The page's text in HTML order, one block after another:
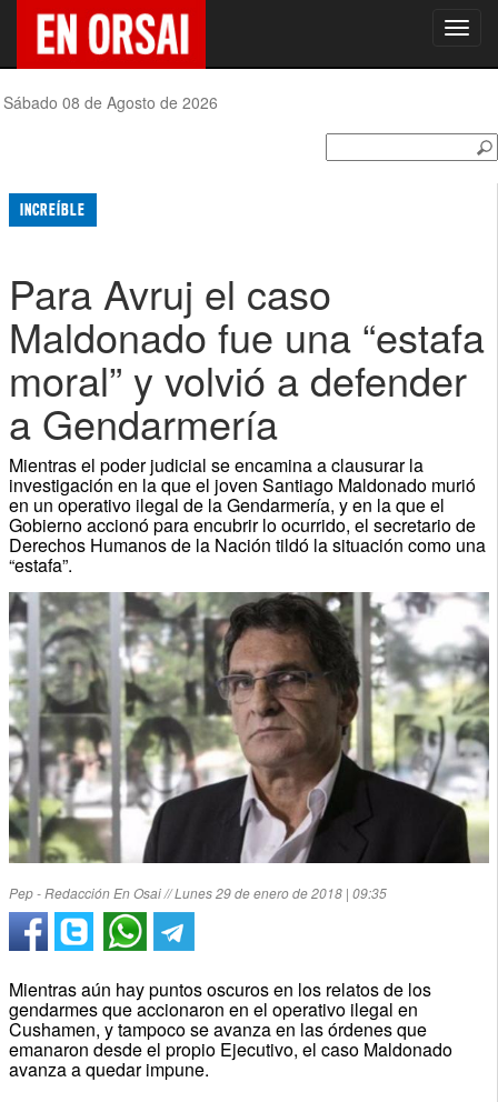
Sábado 08 de Agosto de 2026
INCREÍBLE
Para Avruj el caso
Maldonado fue una “estafa
moral” y volvió a defender
a Gendarmería
Mientras el poder judicial se encamina a clausurar la
investigación en la que el joven Santiago Maldonado murió
en un operativo ilegal de la Gendarmería, y en la que el
Gobierno accionó para encubrir lo ocurrido, el secretario de
Derechos Humanos de la Nación tildó la situación como una
“estafa”.
Pep - Redacción En Osai // Lunes 29 de enero de 2018 | 09:35
Mientras aún hay puntos oscuros en los relatos de los
gendarmes que accionaron en el operativo ilegal en
Cushamen, y tampoco se avanza en las órdenes que
emanaron desde el propio Ejecutivo, el caso Maldonado
avanza a quedar impune.